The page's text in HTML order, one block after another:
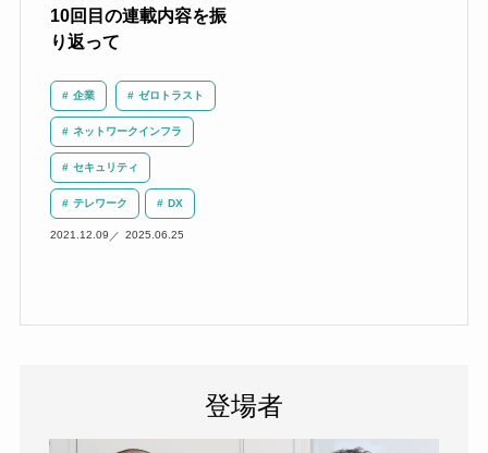
10回目の連載内容を振
り返って
企業 ゼロトラスト
ネットワークインフラ
セキュリティ
テレワーク DX
2021.12.09 2025.06.25
登場者